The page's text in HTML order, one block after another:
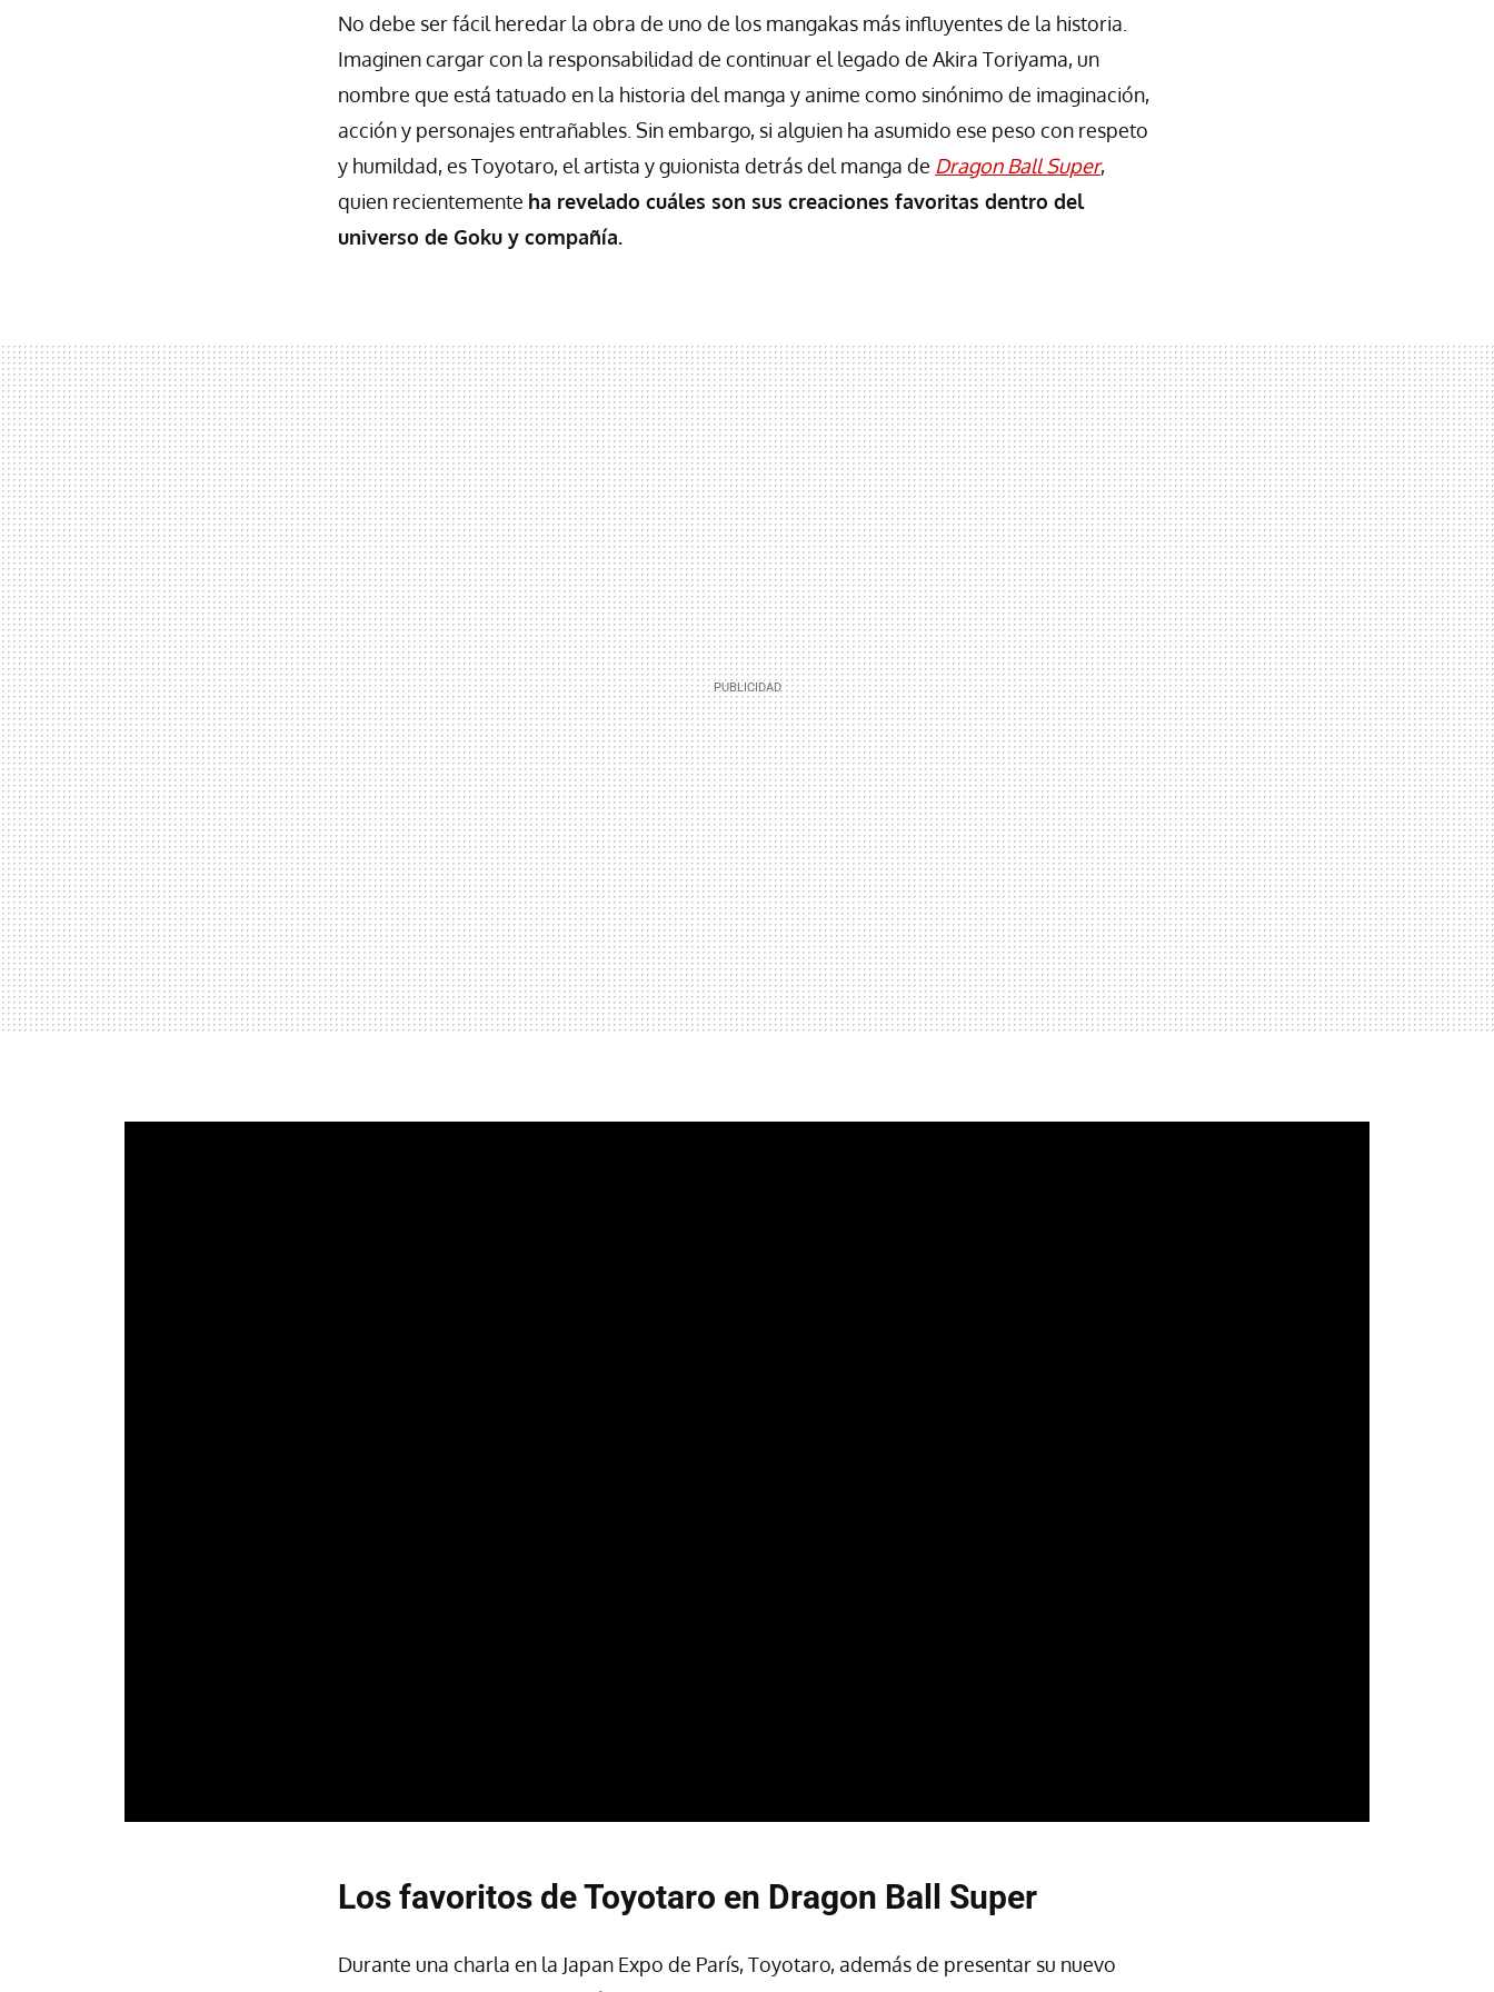
No debe ser fácil heredar la obra de uno de los mangakas más influyentes de la historia.
Imaginen cargar con la responsabilidad de continuar el legado de Akira Toriyama, un
nombre que está tatuado en la historia del manga y anime como sinónimo de imaginación,
acción y personajes entrañables. Sin embargo, si alguien ha asumido ese peso con respeto
y humildad, es Toyotaro, el artista y guionista detrás del manga de Dragon Ball Super,
quien recientemente ha revelado cuáles son sus creaciones favoritas dentro del
universo de Goku y compañía.
Los favoritos de Toyotaro en Dragon Ball Super
Durante una charla en la Japan Expo de París, Toyotaro, además de presentar su nuevo